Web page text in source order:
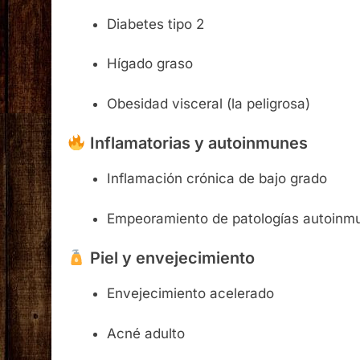
Diabetes tipo 2
Hígado graso
Obesidad visceral (la peligrosa)
Inflamatorias y autoinmunes
Inflamación crónica de bajo grado
Empeoramiento de patologías
Piel y envejecimiento
Envejecimiento acelerado
Acné adulto